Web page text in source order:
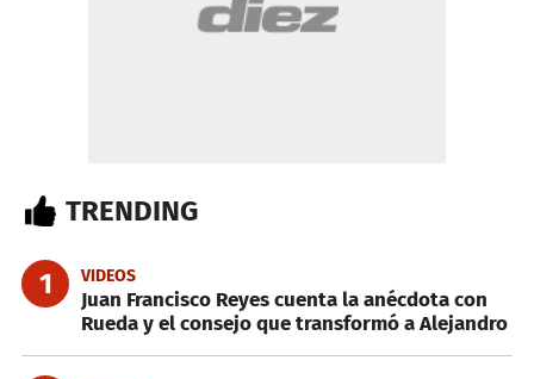
TRENDING
1 VIDEOS
Juan Francisco Reyes cuenta la anécdota con
Rueda y el consejo que transformó a Alejandro